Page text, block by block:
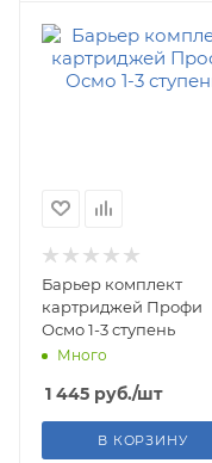
Барьер комплект
картриджей Профи
Осмо 1-3 ступень
Много
1 445 руб./шт
В КОРЗИНУ